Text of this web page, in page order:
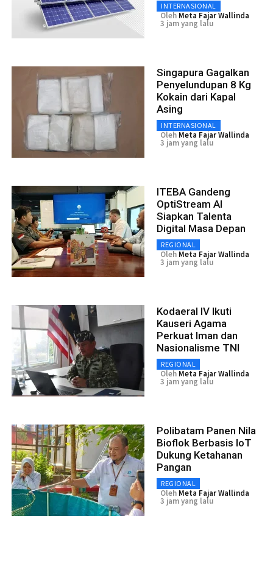
INTERNASIONAL
Oleh Meta Fajar Wallinda
3 jam yang lalu
Singapura Gagalkan
Penyelundupan 8 Kg
Kokain dari Kapal
Asing
INTERNASIONAL
Oleh Meta Fajar Wallinda
3 jam yang lalu
ITEBA Gandeng
OptiStream AI
Siapkan Talenta
Digital Masa Depan
REGIONAL
Oleh Meta Fajar Wallinda
3 jam yang lalu
Kodaeral IV Ikuti
Kauseri Agama
Perkuat Iman dan
Nasionalisme TNI
REGIONAL
Oleh Meta Fajar Wallinda
3 jam yang lalu
Polibatam Panen Nila
Bioflok Berbasis IoT
Dukung Ketahanan
Pangan
REGIONAL
Oleh Meta Fajar Wallinda
3 jam yang lalu